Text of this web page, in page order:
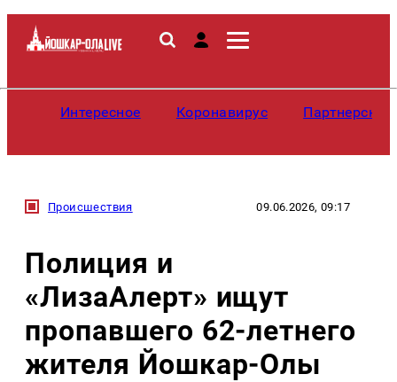
Интересное Коронавирус
Происшествия 09.06.2026, 09:17
Полиция и
«ЛизаАлерт» ищут
пропавшего 62-летнего
жителя Йошкар-Олы